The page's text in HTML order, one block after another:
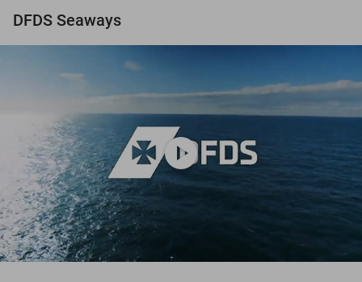
DFDS Seaways
play_circle